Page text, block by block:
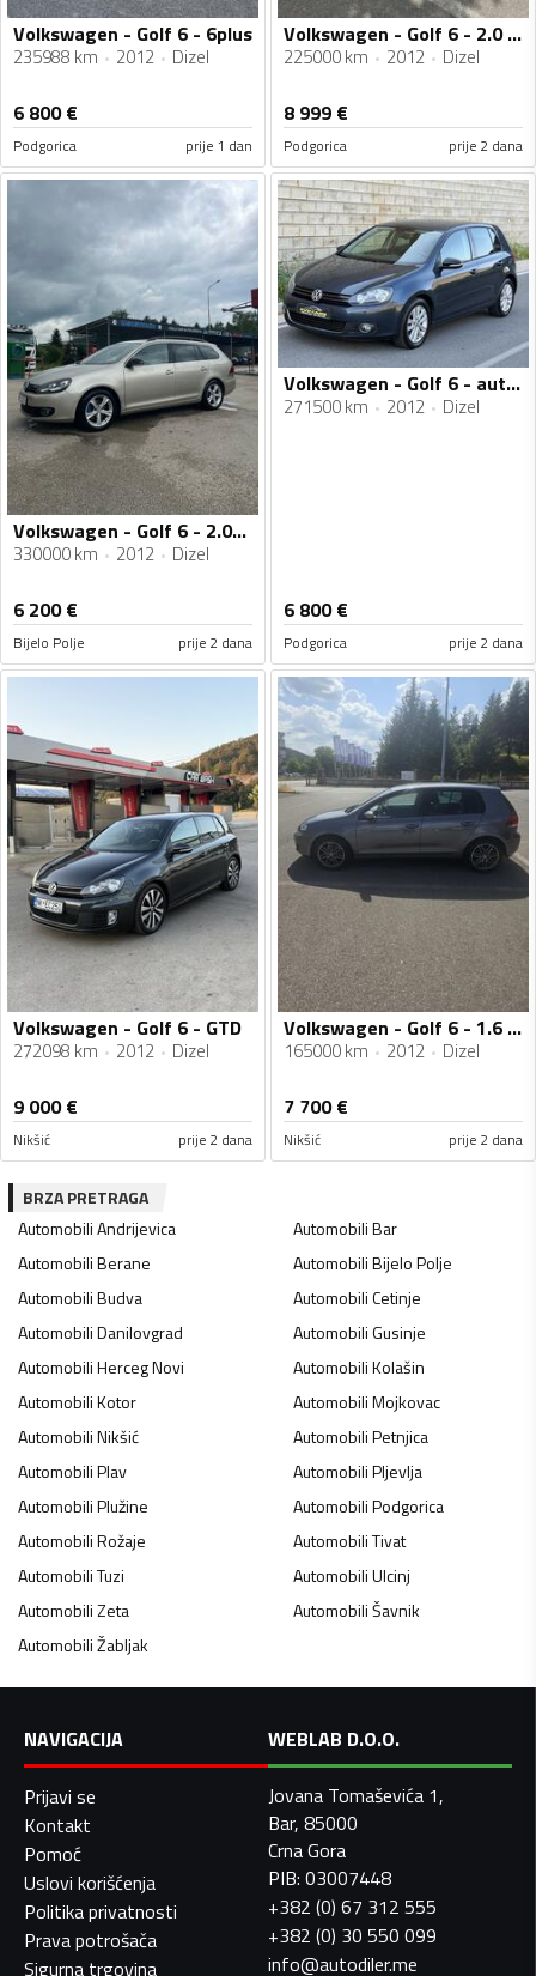
Volkswagen - Golf 6 - 6plus
235988 km 2012 Dizel
6 800€
Podgorica prije 1 dan
Volkswagen - Golf 6 - 2.0 Tdi 170ks
225000 km 2012 Dizel
8 999 €
Podgorica prije 2 dana
Volkswagen - Golf 6 - 2.0TDI
330000 km 2012 Dizel
6 200€
Bijelo Polje prije 2 dana
Volkswagen - Golf 6 - automatik
271500 km 2012 Dizel
6 800€
Podgorica prije 2 dana
Volkswagen - Golf 6 - GTD
272098 km 2012 Dizel
9 000€
Nikšić prije 2 dana
Volkswagen - Golf 6 - 1.6 TDI
165000 km 2012 Dizel
7 700€
Nikšić prije 2 dana
BRZA PRETRAGA
AutomobiliAndrijevica AutomobiliBar
AutomobiliBerane AutomobiliBijelo Polje
AutomobiliBudva AutomobiliCetinje
AutomobiliDanilovgrad AutomobiliGusinje
AutomobiliHerceg Novi AutomobiliKolašin
AutomobiliKotor AutomobiliMojkovac
AutomobiliNikšić AutomobiliPetnjica
AutomobiliPlav AutomobiliPljevlja
AutomobiliPlužine AutomobiliPodgorica
AutomobiliRožaje AutomobiliTivat
AutomobiliTuzi AutomobiliUlcinj
AutomobiliZeta AutomobiliŠavnik
AutomobiliŽabljak
NAVIGACIJA
Prijavi se
Kontakt
Pomoć
Uslovi korišćenja
Politika privatnosti
Prava potrošača
Sigurna trgovina
WEBLAB D.O.O.
Jovana Tomaševića 1,
Bar, 85000
Crna Gora
PIB: 03007448
+382 (0) 67 312 555
+382 (0) 30 550 099
info@autodiler.me